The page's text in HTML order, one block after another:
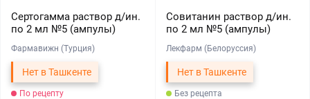
Сертогамма раствор д/ин.
по 2 мл №5 (ампулы)
Фармавижн (Турция)
Нет в Ташкенте
По рецепту
Совитанин раствор д/ин.
по 2 мл №5 (ампулы)
Лекфарм (Белоруссия)
Нет в Ташкенте
Без рецепта